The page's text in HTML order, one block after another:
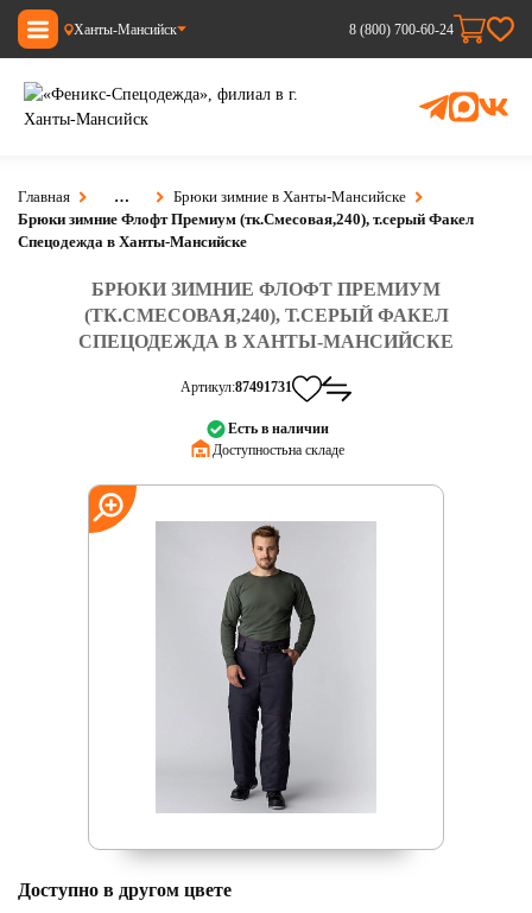
Ханты-Мансийск 8 (800) 700-60-24
Главная …
Брюки зимние в Ханты-Мансийске
Брюки зимние Флофт Премиум (тк.Смесовая,240), т.серый Факел
Спецодежда в Ханты-Мансийске
БРЮКИ ЗИМНИЕ ФЛОФТ ПРЕМИУМ
(ТК.СМЕСОВАЯ,240), Т.СЕРЫЙ ФАКЕЛ
СПЕЦОДЕЖДА В ХАНТЫ-МАНСИЙСКЕ
Артикул:87491731
Есть в наличии
Доступность:на складе
Доступно в другом цвете